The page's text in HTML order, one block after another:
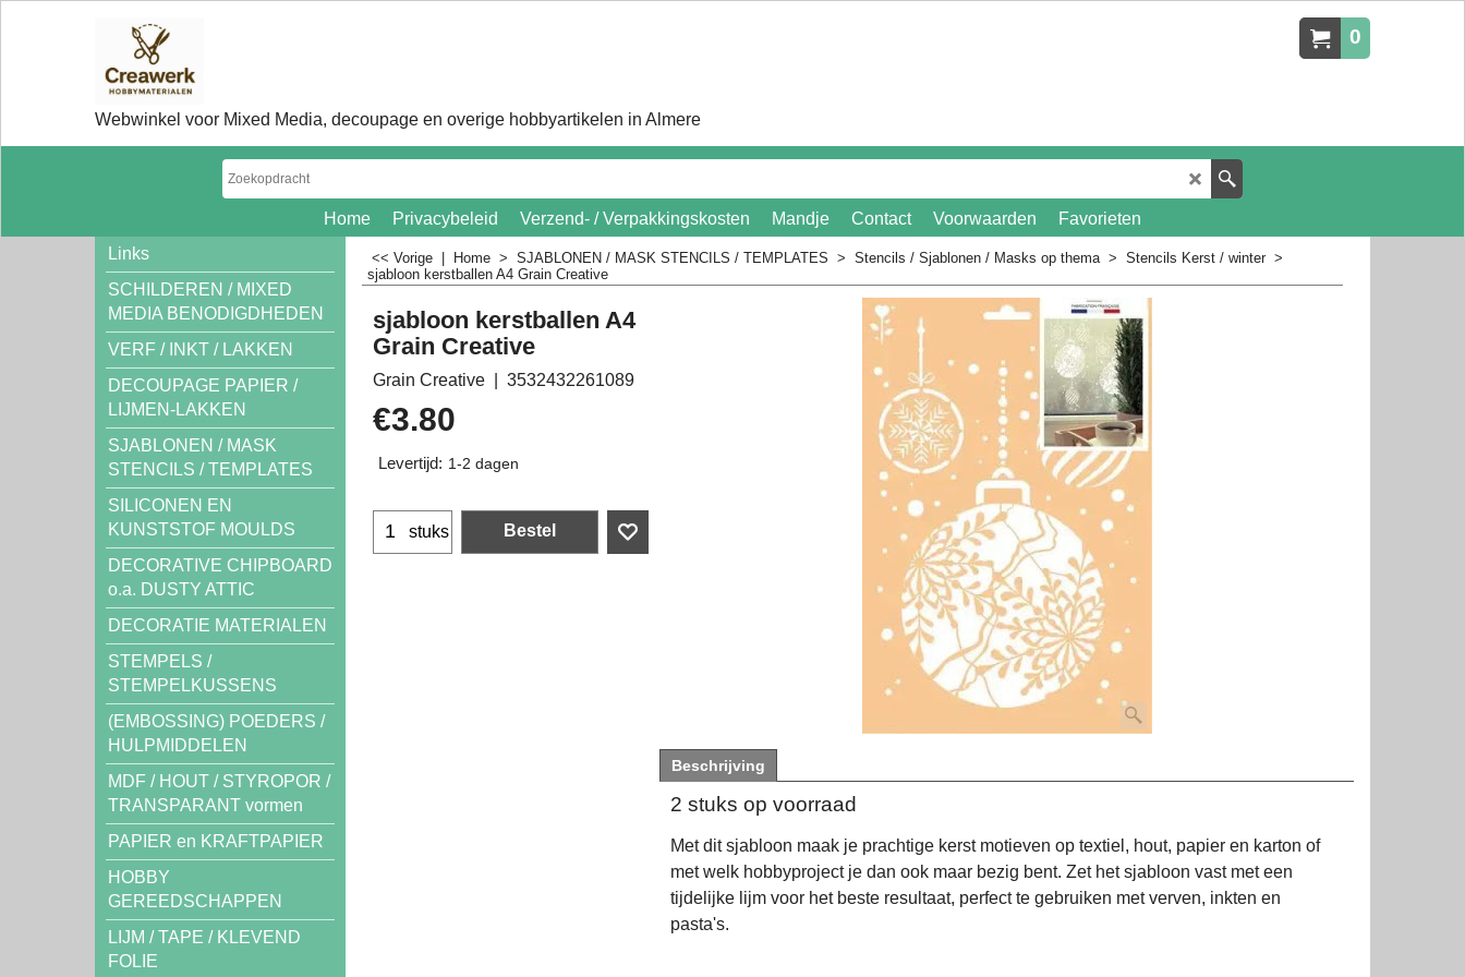
0
Webwinkel voor Mixed Media, decoupage en overige hobbyartikelen in Almere
Home Privacybeleid Verzend- / Verpakkingskosten Mandje Contact Voorwaarden
Favorieten
Links
SCHILDEREN / MIXED
MEDIA BENODIGDHEDEN
VERF / INKT / LAKKEN
DECOUPAGE PAPIER /
LIJMEN-LAKKEN
SJABLONEN / MASK
STENCILS / TEMPLATES
SILICONEN EN
KUNSTSTOF MOULDS
DECORATIVE CHIPBOARD
o.a. DUSTY ATTIC
DECORATIE MATERIALEN
STEMPELS /
STEMPELKUSSENS
(EMBOSSING) POEDERS /
HULPMIDDELEN
MDF / HOUT / STYROPOR /
TRANSPARANT vormen
PAPIER en KRAFTPAPIER
HOBBY
GEREEDSCHAPPEN
LIJM / TAPE / KLEVEND
FOLIE
<< Vorige Home > SJABLONEN / MASK STENCILS / TEMPLATES > Stencils / Sjablonen / Masks op thema> Stencils Kerst / winter >
sjabloon kerstballen A4 Grain Creative
sjabloon kerstballen A4
Grain Creative
Grain Creative 3532432261089
€3.80
Levertijd: 1-2 dagen
stuks Bestel
Beschrijving
2 stuks op voorraad
Met dit sjabloon maak je prachtige kerst motieven op textiel, hout, papier en karton of
met welk hobbyproject je dan ook maar bezig bent. Zet het sjabloon vast met een
tijdelijke lijm voor het beste resultaat, perfect te gebruiken met verven, inkten en
pasta's.